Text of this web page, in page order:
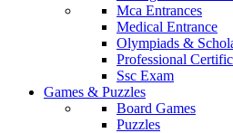
Mca Entrances
Medical Entrance
Olympiads &
Professional
Ssc Exam
Games & Puzzles
Board Games
Puzzles